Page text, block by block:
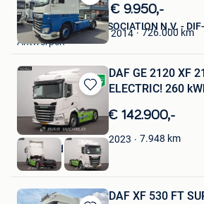
Bewaren
in
Mijn
Favorieten
€ 9.950,-
2014 726.000 km
TRUCK TRADING ASSOCIATION N.V. -
Antwerpen
Bewaren
in
Mijn
Favorieten
DAF GE 2120 XF
ELECTRIC! 260
€ 142.900,-
2023 7.948 km
BAS World B.V.
Veghel
DAF XF 530 FT